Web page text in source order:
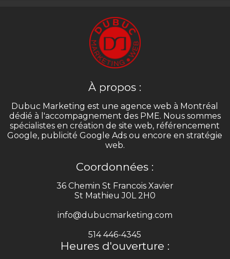
À propos :
Dubuc Marketing est une agence web à Montréal
dédié à l'accompagnement des PME. Nous sommes
spécialistes en création de site web, référencement
Google, publicité Google Ads ou encore en stratégie
web.
Coordonnées :
36 Chemin St Francois Xavier
St Mathieu J0L 2H0
info@dubucmarketing.com
514 446-4345
Heures d'ouverture :